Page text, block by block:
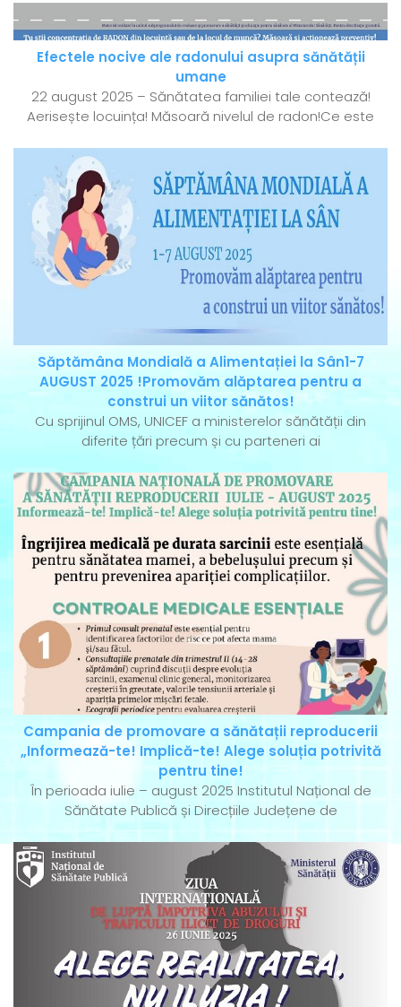
Efectele nocive ale radonului asupra sănătății
umane
22 august 2025 – Sănătatea familiei tale contează!
Aerisește locuința! Măsoară nivelul de radon!Ce este
Săptămâna Mondială a Alimentației la Sân1-7
AUGUST 2025 !Promovăm alăptarea pentru a
construi un viitor sănătos!
Cu sprijinul OMS, UNICEF a ministerelor sănătății din
diferite țări precum și cu parteneri ai
Campania de promovare a sănătații reproducerii
„Informează-te! Implică-te! Alege soluția potrivită
pentru tine!
În perioada iulie – august 2025 Institutul Național de
Sănătate Publică și Direcțiile Județene de